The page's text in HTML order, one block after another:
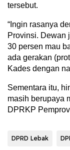
tersebut.
“Ingin rasanya
Provinsi. Dewan
30 persen mau
ada gerakan
Kades dengan
Sementara itu,
masih berupaya
DPRKP
DPRD Lebak